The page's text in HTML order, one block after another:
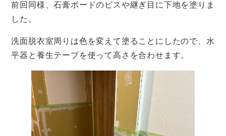
前回同様、石膏ボードのビスや継ぎ目に下地を塗りま
した。
洗面脱衣室周りは色を変えて塗ることにしたので、水
平器と養生テープを使って高さを合わせます。